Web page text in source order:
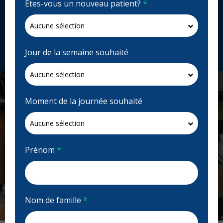
Demandez un rendez-vous
1921 Pembina Hwy #7B, Winnipeg, MB R3T 2G7,
Canada
southwooddentalcentre.ca
PreviousNext
Êtes-vous un nouveau patient? *
Jour de la semaine souhaité
Moment de la journée souhaité
Prénom *
Nom de famille *